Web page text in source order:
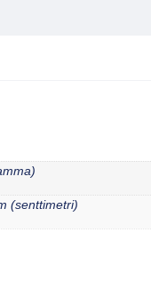
(senttimetri)